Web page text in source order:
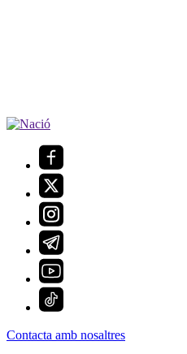
Contacta amb nosaltres